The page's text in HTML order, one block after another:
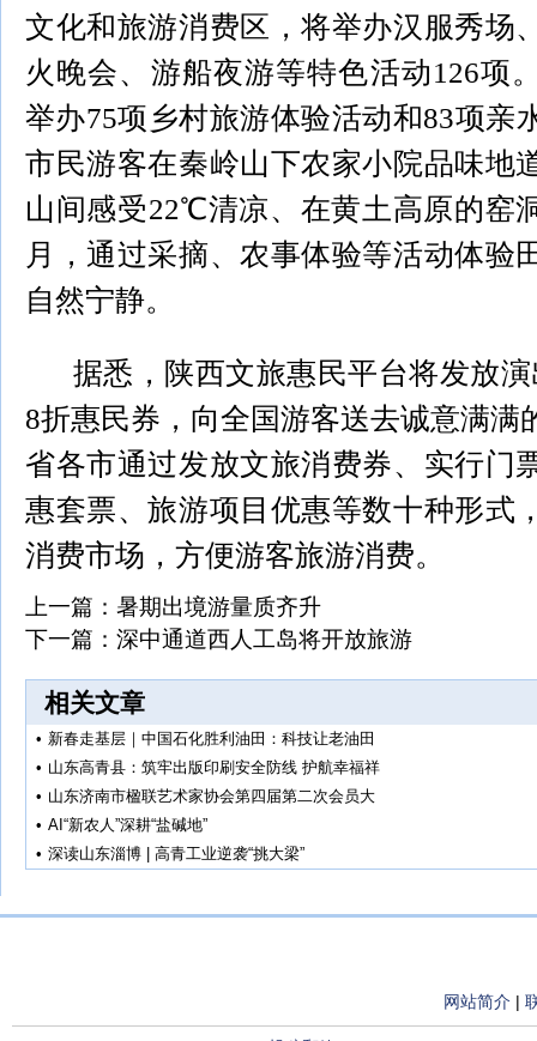
文化和旅游消费区，将举办汉服秀场
火晚会、游船夜游等特色活动126项
举办75项乡村旅游体验活动和83项亲
市民游客在秦岭山下农家小院品味地
山间感受22℃清凉、在黄土高原的窑
月，通过采摘、农事体验等活动体验
自然宁静。
据悉，陕西文旅惠民平台将发放
8折惠民券，向全国游客送去诚意满满
省各市通过发放文旅消费券、实行门
惠套票、旅游项目优惠等数十种形式
消费市场，方便游客旅游消费。
上一篇： 暑期出境游量质齐升
下一篇： 深中通道西人工岛将开放旅游
相关文章
• 新春走基层｜中国石化胜利油田：科技让老油田
• 山东高青县：筑牢出版印刷安全防线 护航幸福祥
• 山东济南市楹联艺术家协会第四届第二次会员大
• AI“新农人”深耕“盐碱地”
• 深读山东淄博 | 高青工业逆袭“挑大梁”
网站简介 |